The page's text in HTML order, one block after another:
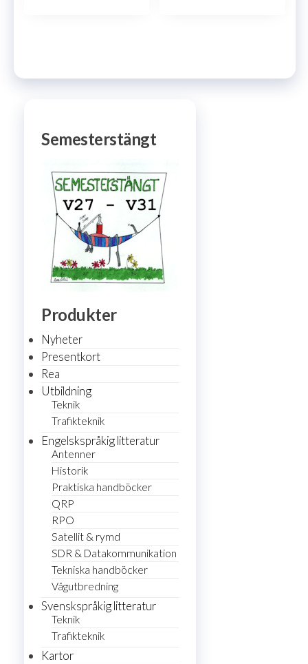
Semesterstängt
Produkter
Nyheter
Presentkort
Rea
Utbildning
Teknik
Trafikteknik
Engelskspråkig litteratur
Antenner
Historik
Praktiska handböcker
QRP
RPO
Satellit & rymd
SDR & Datakommunikation
Tekniska handböcker
Vågutbredning
Svenskspråkig litteratur
Teknik
Trafikteknik
Kartor